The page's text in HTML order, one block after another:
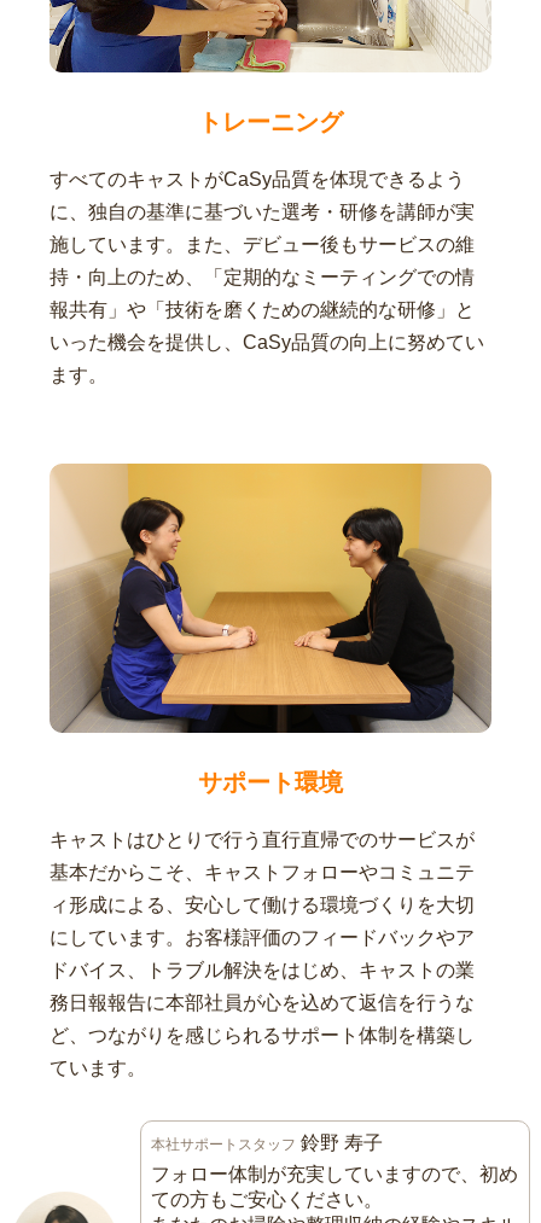
トレーニング
すべてのキャストがCaSy品質を体現できるよう
に、独自の基準に基づいた選考・研修を講師が実
施しています。また、デビュー後もサービスの維
持・向上のため、「定期的なミーティングでの情
報共有」や「技術を磨くための継続的な研修」と
いった機会を提供し、CaSy品質の向上に努めてい
ます。
サポート環境
キャストはひとりで行う直行直帰でのサービスが
基本だからこそ、キャストフォローやコミュニテ
ィ形成による、安心して働ける環境づくりを大切
にしています。お客様評価のフィードバックやア
ドバイス、トラブル解決をはじめ、キャストの業
務日報報告に本部社員が心を込めて返信を行うな
ど、つながりを感じられるサポート体制を構築し
ています。
本社サポートスタッフ 鈴野 寿子
フォロー体制が充実していますので、初め
ての方もご安心ください。